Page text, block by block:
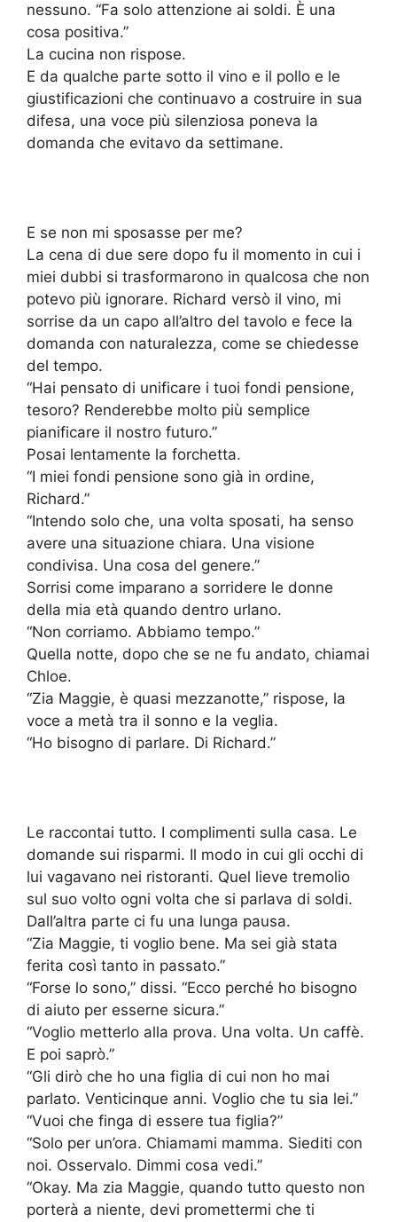
nessuno. “Fa solo attenzione ai soldi. È una
cosa positiva.”
La cucina non rispose.
E da qualche parte sotto il vino e il pollo e le
giustificazioni che continuavo a costruire in sua
difesa, una voce più silenziosa poneva la
domanda che evitavo da settimane.
E se non mi sposasse per me?
La cena di due sere dopo fu il momento in cui i
miei dubbi si trasformarono in qualcosa che non
potevo più ignorare. Richard versò il vino, mi
sorrise da un capo all’altro del tavolo e fece la
domanda con naturalezza, come se chiedesse
del tempo.
“Hai pensato di unificare i tuoi fondi pensione,
tesoro? Renderebbe molto più semplice
pianificare il nostro futuro.”
Posai lentamente la forchetta.
“I miei fondi pensione sono già in ordine,
Richard.”
“Intendo solo che, una volta sposati, ha senso
avere una situazione chiara. Una visione
condivisa. Una cosa del genere.”
Sorrisi come imparano a sorridere le donne
della mia età quando dentro urlano.
“Non corriamo. Abbiamo tempo.”
Quella notte, dopo che se ne fu andato, chiamai
Chloe.
“Zia Maggie, è quasi mezzanotte,” rispose, la
voce a metà tra il sonno e la veglia.
“Ho bisogno di parlare. Di Richard.”
Le raccontai tutto. I complimenti sulla casa. Le
domande sui risparmi. Il modo in cui gli occhi di
lui vagavano nei ristoranti. Quel lieve tremolio
sul suo volto ogni volta che si parlava di soldi.
Dall’altra parte ci fu una lunga pausa.
“Zia Maggie, ti voglio bene. Ma sei già stata
ferita così tanto in passato.”
“Forse lo sono,” dissi. “Ecco perché ho bisogno
di aiuto per esserne sicura.”
“Voglio metterlo alla prova. Una volta. Un caffè.
E poi saprò.”
“Gli dirò che ho una figlia di cui non ho mai
parlato. Venticinque anni. Voglio che tu sia lei.”
“Vuoi che finga di essere tua figlia?”
“Solo per un’ora. Chiamami mamma. Siediti con
noi. Osservalo. Dimmi cosa vedi.”
“Okay. Ma zia Maggie, quando tutto questo non
porterà a niente, devi promettermi che ti